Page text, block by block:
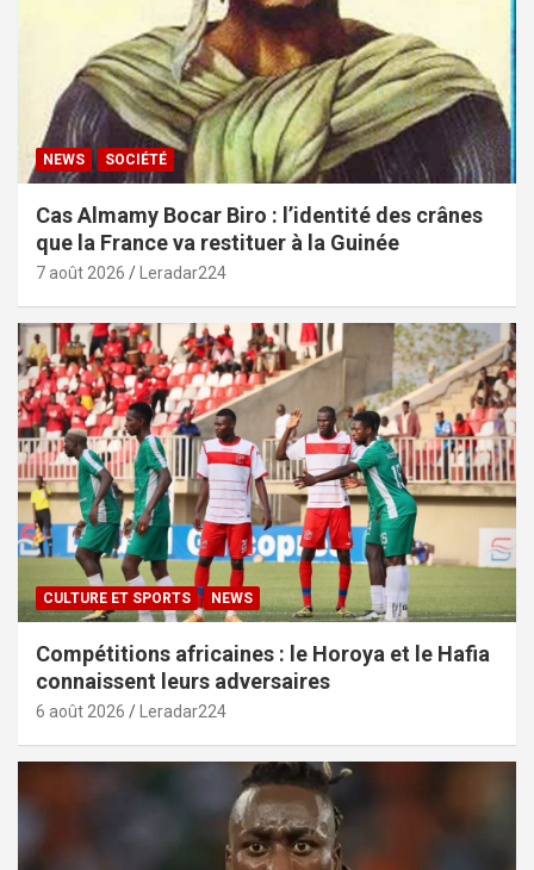
NEWS SOCIÉTÉ
Cas Almamy Bocar Biro : l’identité des crânes
que la France va restituer à la Guinée
7 août 2026 Leradar224
CULTURE ET SPORTS NEWS
Compétitions africaines : le Horoya et le Hafia
connaissent leurs adversaires
6 août 2026 Leradar224